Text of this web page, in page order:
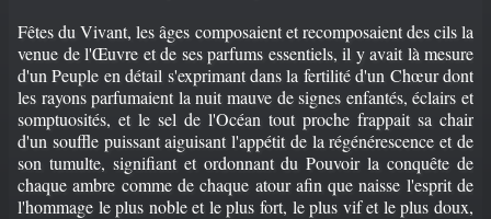
Fêtes du Vivant, les âges composaient et recomposaient des cils la
venue de l'Œuvre et de ses parfums essentiels, il y avait là mesure
d'un Peuple en détail s'exprimant dans la fertilité d'un Chœur dont
les rayons parfumaient la nuit mauve de signes enfantés, éclairs et
somptuosités, et le sel de l'Océan tout proche frappait sa chair
d'un souffle puissant aiguisant l'appétit de la régénérescence et de
son tumulte, signifiant et ordonnant du Pouvoir la conquête de
chaque ambre comme de chaque atour afin que naisse l'esprit de
l'hommage le plus noble et le plus fort, le plus vif et le plus doux,